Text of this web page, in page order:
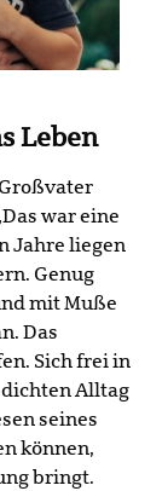
Leben
war eine
Jahre liegen
Genug
mit Muße
Das
Sich frei in
Alltag
seines
können,
bringt.